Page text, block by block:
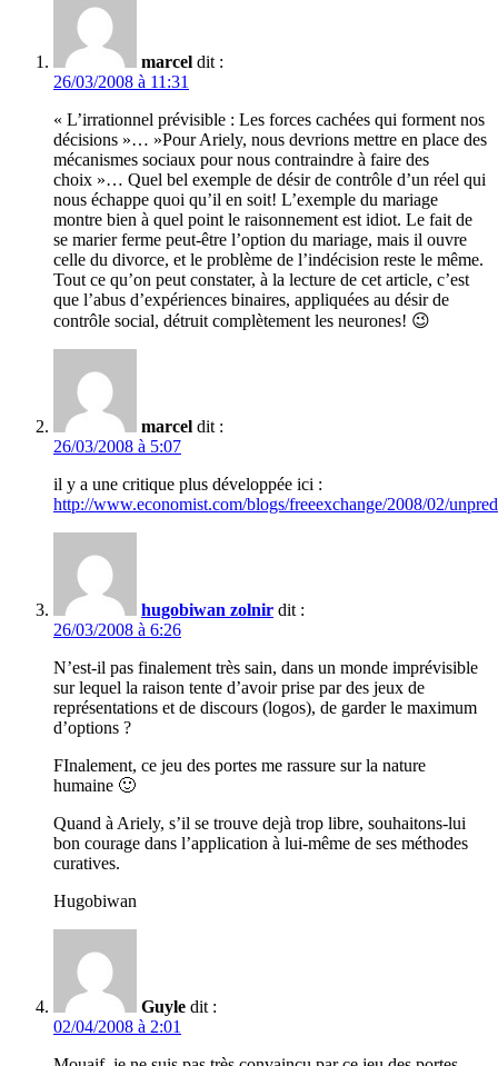
marcel dit :
26/03/2008 à 11:31
« L’irrationnel prévisible : Les forces cachées qui forment nos
décisions »… »Pour Ariely, nous devrions mettre en place des
mécanismes sociaux pour nous contraindre à faire des
choix »… Quel bel exemple de désir de contrôle d’un réel qui
nous échappe quoi qu’il en soit! L’exemple du mariage
montre bien à quel point le raisonnement est idiot. Le fait de
se marier ferme peut-être l’option du mariage, mais il ouvre
celle du divorce, et le problème de l’indécision reste le même.
Tout ce qu’on peut constater, à la lecture de cet article, c’est
que l’abus d’expériences binaires, appliquées au désir de
contrôle social, détruit complètement les neurones! 😉
marcel dit :
26/03/2008 à 5:07
il y a une critique plus développée ici :
http://www.economist.com/blogs/freeexchange/2008/02/
hugobiwan zolnir dit :
26/03/2008 à 6:26
N’est-il pas finalement très sain, dans un monde imprévisible
sur lequel la raison tente d’avoir prise par des jeux de
représentations et de discours (logos), de garder le maximum
d’options ?
FInalement, ce jeu des portes me rassure sur la nature
humaine 🙂
Quand à Ariely, s’il se trouve dejà trop libre, souhaitons-lui
bon courage dans l’application à lui-même de ses méthodes
curatives.
Hugobiwan
Guyle dit :
02/04/2008 à 2:01